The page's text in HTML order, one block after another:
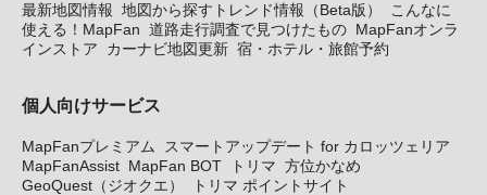
最新地図情報 地図から探すトレンド情報（Beta版）
こんなに
使える！MapFan 道路走行調査で見つけたもの MapFanオンラ
インストア
カーナビ地図更新 宿・ホテル・旅館予約
個人向けサービス
MapFanプレミアム
スマートアップデート for カロッツェリア
MapFanAssist MapFan BOT トリマ 方位かなめ
GeoQuest（ジオクエ）
トリマ ポイントサイト